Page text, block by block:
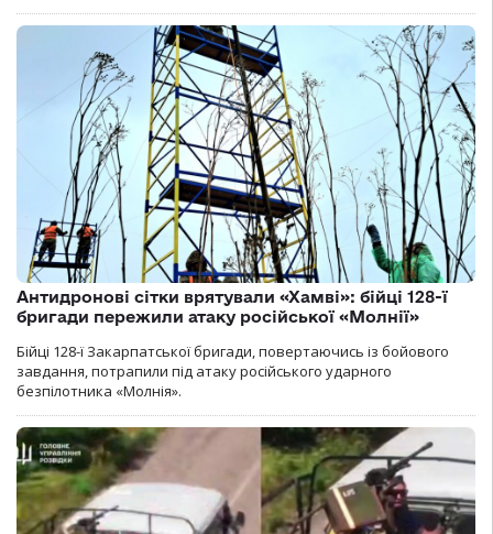
Антидронові сітки врятували «Хамві»: бійці 128-ї
бригади пережили атаку російської «Молнії»
Бійці 128-ї Закарпатської бригади, повертаючись із бойового
завдання, потрапили під атаку російського ударного
безпілотника «Молнія».